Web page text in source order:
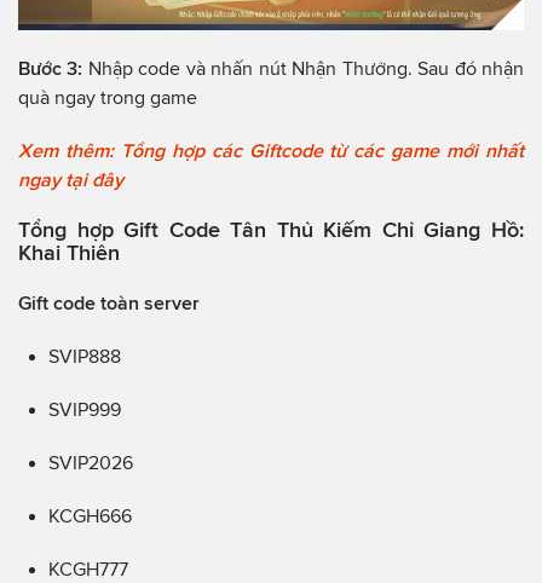
Bước 3: Nhập code và nhấn nút Nhận Thưởng. Sau đó nhận
quà ngay trong game
Xem thêm: Tổng hợp các Giftcode từ các game mới nhất
ngay tại đây
Tổng hợp Gift Code Tân Thủ Kiếm Chỉ Giang Hồ:
Khai Thiên
Gift code toàn server
SVIP888
SVIP999
SVIP2026
KCGH666
KCGH777